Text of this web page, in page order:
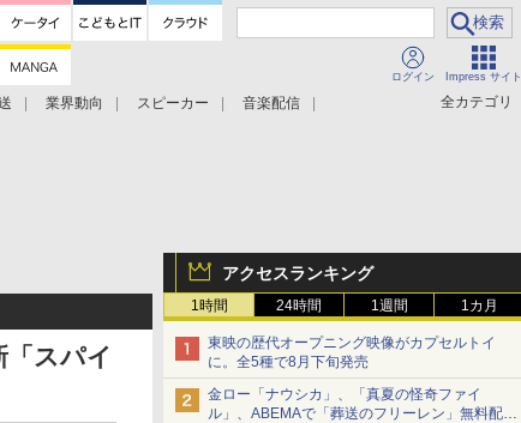
ログイン Impress サイト
全カテゴリ
業界動向 スピーカー
音楽配信
アクセスランキング
1時間 24時間 1週間 1カ月
東映の歴代オープニング映像がカプセルトイ
に。全5種で8月下旬発売
金ロー「ナウシカ」、「真夏の怪奇ファイ
ル」、ABEMAで「葬送のフリーレン」無料配信
「スパイ